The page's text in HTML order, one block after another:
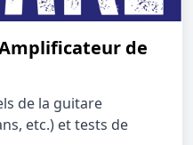
de
de la guitare
etc.) et tests de